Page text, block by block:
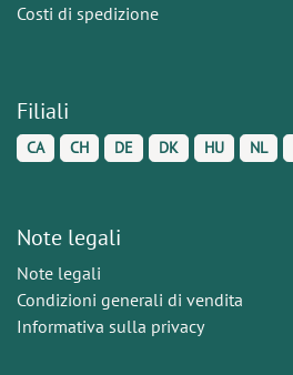
Costi di spedizione
Filiali
CA CH DE DK HU NL
Note legali
Note legali
Condizioni generali di vendita
Informativa sulla privacy